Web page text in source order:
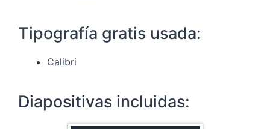
Tipografía gratis usada:
Calibri
Diapositivas incluidas: